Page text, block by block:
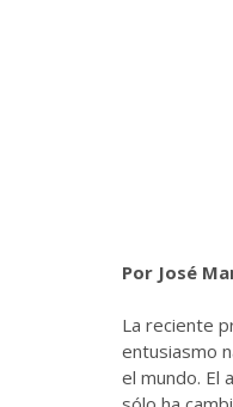
Por José
La reciente
entusiasmo
el mundo. El